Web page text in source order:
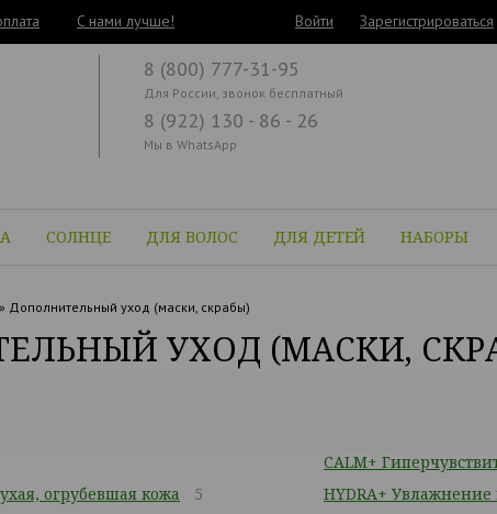
C нами лучше! Войти Зарегистрироваться
СОЛНЦЕ ДЛЯ ВОЛОС ДЛЯ ДЕТЕЙ НАБОРЫ
8 (800) 777-31-95
Для России, звонок бесплатный
8 (922) 130 - 86 - 26
Мы в WhatsApp
» Дополнительный уход (маски, скрабы)
УХОД (МАСКИ,
огрубевшая кожа
5
CALM+
HYDRA+